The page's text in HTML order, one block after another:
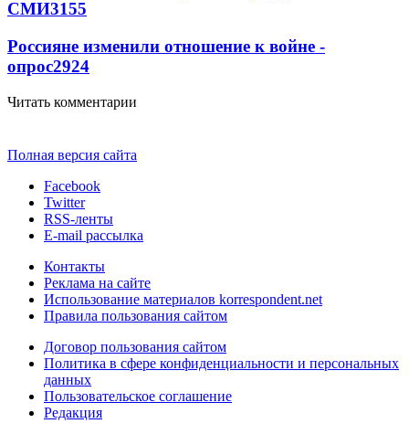
СМИ3155
Россияне изменили отношение к войне -
опрос2924
Читать комментарии
Полная версия сайта
Facebook
Twitter
RSS-ленты
E-mail рассылка
Контакты
Реклама на сайте
Использование материалов korrespondent.net
Правила пользования сайтом
Договор пользования сайтом
Политика в сфере конфиденциальности и персональных
данных
Пользовательское соглашение
Редакция